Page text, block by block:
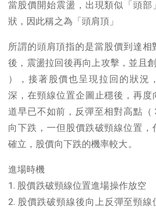
當股價開始震盪，出現類似「頭部
狀，因此稱之為「頭肩頂」
所謂的頭肩頂指的是當股價到達相
後，震盪拉回後再向上攻擊，並且
），接著股價也呈現拉回的狀況
深，在頸線位置企圖止穩後，再度
道早已不如前，反彈至相對高點（
向下跌，一但股價跌破頸線位置，
確立，股價向下跌的機率較大。
進場時機
1. 股價跌破頸線位置進場操作放空
2. 股價跌破頸線後向上反彈至頸線